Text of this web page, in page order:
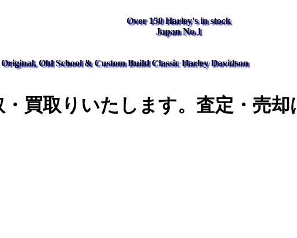
Over 150 Harley's in stock
Japan No.1
Original, Old School & Custom Build Classic Harley Davidson
買取りいたします。査定・売